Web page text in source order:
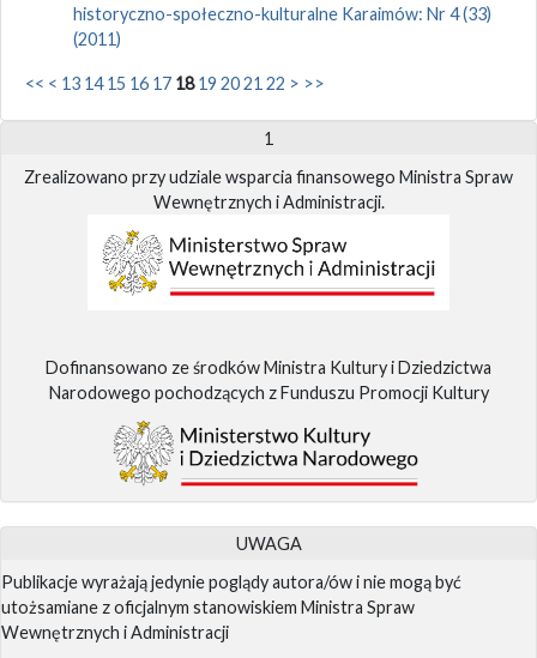
historyczno-społeczno-kulturalne Karaimów: Nr 4 (33)
(2011)
<< < 13 14 15 16 17 18 19 2021 22 > >>
1
Zrealizowano przy udziale wsparcia finansowego Ministra Spraw
Wewnętrznych i Administracji.
Dofinansowano ze środków Ministra Kultury i Dziedzictwa
Narodowego pochodzących z Funduszu Promocji Kultury
UWAGA
Publikacje wyrażają jedynie poglądy autora/ów i nie mogą być
utożsamiane z oficjalnym stanowiskiem Ministra Spraw
Wewnętrznych i Administracji